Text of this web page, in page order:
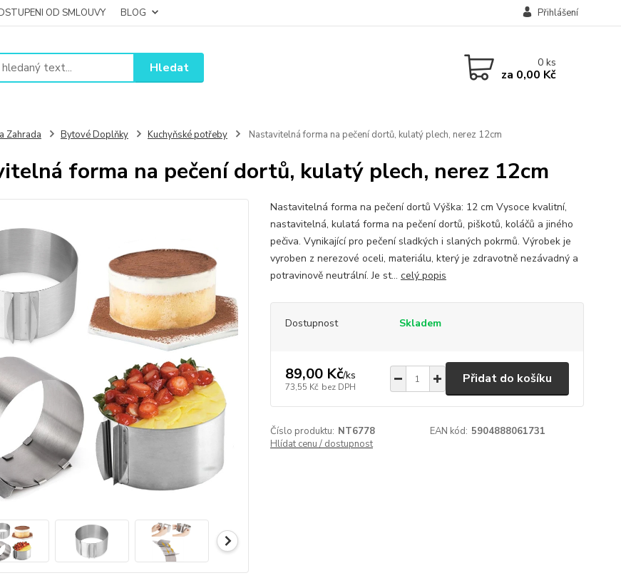
OD SMLOUVY BLOG Přihlášení
Hledat 0ks
za 0,00 Kč
Zahrada Bytové Doplňky Kuchyňské potřeby Nastavitelná forma na pečení dortů, kulatý plech, nerez 12cm
forma na pečení dortů, kulatý plech, nerez 12cm
Nastavitelná forma na pečení dortů Výška: 12 cm Vysoce kvalitní,
nastavitelná, kulatá forma na pečení dortů, piškotů, koláčů a jiného
pečiva. Vynikající pro pečení sladkých i slaných pokrmů. Výrobek je
vyroben z nerezové oceli, materiálu, který je zdravotně nezávadný a
potravinově neutrální. Je st... celý popis
Dostupnost Skladem
89,00 Kč/ks
73,55 Kč bez DPH
Přidat do košíku
Číslo produktu: NT6778 EAN kód: 5904888061731
Hlídat cenu / dostupnost